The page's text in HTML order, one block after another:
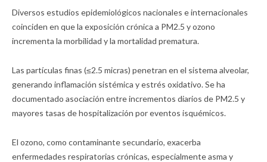
Diversos estudios epidemiológicos nacionales e internacionales
coinciden en que la exposición crónica a PM2.5 y ozono
incrementa la morbilidad y la mortalidad prematura.
Las partículas finas (≤2.5 micras) penetran en el sistema alveolar,
generando inflamación sistémica y estrés oxidativo. Se ha
documentado asociación entre incrementos diarios de PM2.5 y
mayores tasas de hospitalización por eventos isquémicos.
El ozono, como contaminante secundario, exacerba
enfermedades respiratorias crónicas, especialmente asma y